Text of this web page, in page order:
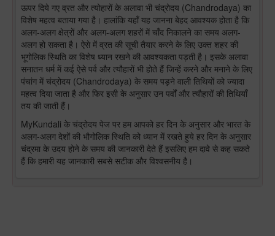
ऊपर दिये गए व्रत और त्योहारों के अलावा भी चंद्रोदय (Chandrodaya) का
विशेष महत्व बताया गया है। हालांकि यहाँ यह जानना बेहद आवश्यक होता है कि
अलग-अलग क्षेत्रों और अलग-अलग शहरों में चाँद निकालने का समय अलग-
अलग हो सकता है। ऐसे में व्रत की सूची तैयार करने के लिए उक्त शहर की
भूगोलिक स्थिति का विशेष ध्यान रखने की आवश्यकता पड़ती है। इसके अलावा
सनातन धर्म में कई ऐसे पर्व और त्यौहारों भी होते हैं जिन्हें करने और मनाने के लिए
पंचांग में चंद्रोदय (Chandrodaya) के समय पड़ने वाली तिथियों को ज्यादा
महत्व दिया जाता है और फिर इसी के अनुसार उन पर्वों और त्यौहारों की तिथियाँ
तय की जाती हैं।
MyKundali के चंद्रोदय पेज पर हम आपको हर दिन के अनुसार और भारत के
अलग-अलग देशों की भौगोलिक स्थिति को ध्यान में रखते हुये हर दिन के अनुसार
चंद्रमा के उदय होने के समय की जानकारी देते हैं इसलिए हम दावे से कह सकते
हैं कि हमारी यह जानकारी सबसे सटीक और विश्वसनीय है।